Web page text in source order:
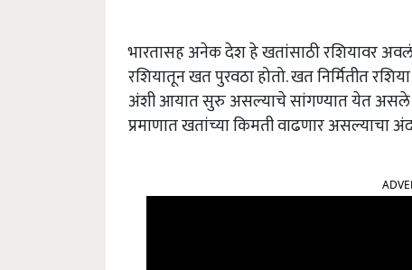
भारतासह अनेक देश हे खतांसाठी रशियावर
रशियातून खत पुरवठा होतो. खत निर्मितीत
अंशी आयात सुरु असल्याचे सांगण्यात येत असले
प्रमाणात खतांच्या किमती वाढणार असल्याचा